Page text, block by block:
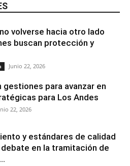
volverse hacia otro lado
buscan protección y
Junio 22, 2026
gestiones para avanzar en
para Los Andes
22, 2026
y estándares de calidad
en la tramitación de